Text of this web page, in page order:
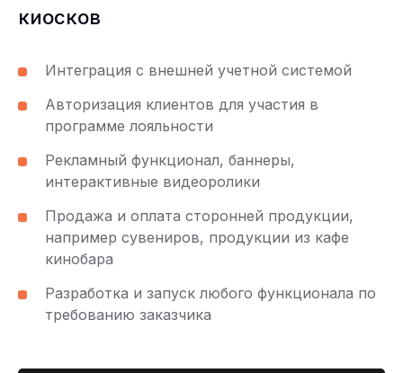
киосков
Интеграция с внешней учетной системой
Авторизация клиентов для участия в
программе лояльности
Рекламный функционал, баннеры,
интерактивные видеоролики
Продажа и оплата сторонней продукции,
например сувениров, продукции из кафе
кинобара
Разработка и запуск любого функционала по
требованию заказчика